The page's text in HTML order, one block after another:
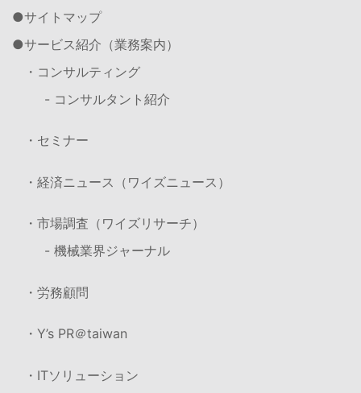
サイトマップ
サービス紹介（業務案内）
・コンサルティング
- コンサルタント紹介
・セミナー
・経済ニュース（ワイズニュース）
・市場調査（ワイズリサーチ）
- 機械業界ジャーナル
・労務顧問
・Y’s PR＠taiwan
・ITソリューション